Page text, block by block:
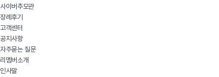
사이버추모관
장례후기
고객센터
공지사항
자주묻는 질문
리멤버소개
인사말